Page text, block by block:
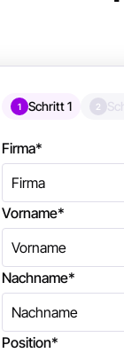
1 Schritt 1 2
Firma*
Vorname*
Nachname*
Position*